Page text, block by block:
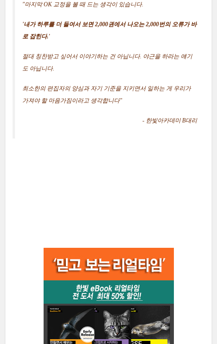
"마지막 OK 교정을 볼 때 드는 생각이 있습니다.
'내가 하루를 더 들여서 보면 2,000권에서 나오는 2,000번의 오류가 바
로 잡힌다.'
절대 칭찬받고 싶어서 이야기하는 건 아닙니다. 야근을 하라는 얘기
도 아닙니다.
최소한의 편집자의 양심과 자기 기준을 지키면서 일하는 게 우리가
가져야 할 마음가짐이라고 생각합니다"
- 한빛아카데미 B대리